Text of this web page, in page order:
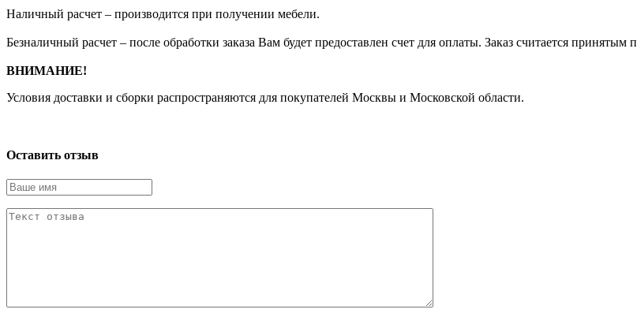
Наличный расчет – производится при получении мебели.
Безналичный расчет – после обработки заказа Вам будет предоставлен счет для оплаты. Заказ считается принятым
ВНИМАНИЕ!
Условия доставки и сборки распространяются для покупателей Москвы и Московской области.
Оставить отзыв